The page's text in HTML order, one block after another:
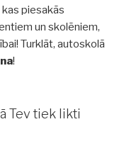
piesakās
un skolēniem,
Turklāt, autoskolā
!
Tev tiek likti